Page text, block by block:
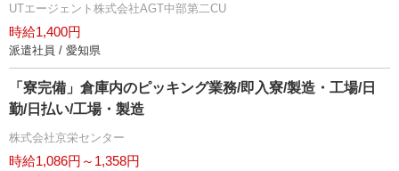
UTエージェント株式会社AGT中部第二CU
時給1,400円
派遣社員 / 愛知県
「寮完備」倉庫内のピッキング業務/即入寮/製造・工場/日
勤/日払い/工場・製造
株式会社京栄センター
時給1,086円～1,358円